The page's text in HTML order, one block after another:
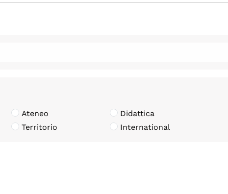
Ateneo
Didattica
Territorio International